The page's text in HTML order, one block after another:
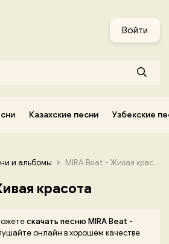
Войти
Казахские песни Узбекские
и альбомы MIRA Beat - Живая красота
красота
скачать песню MIRA Beat -
онлайн в хорошем качестве
Корейские песни